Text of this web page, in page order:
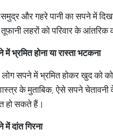
और गहरे पानी का सपने में
लहरों को परिवार के
मेंभ्रमितहोनायारास्ताभटकना
सपने में भ्रमित होकर खुद को
के मुताबिक, ऐसे सपने
हो सकते हैं।
मेंदांतगिरना